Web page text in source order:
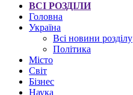
ВСІ РОЗДІЛИ
Головна
Україна
Всі новини розділу
Політика
Місто
Світ
Бізнес
Наука